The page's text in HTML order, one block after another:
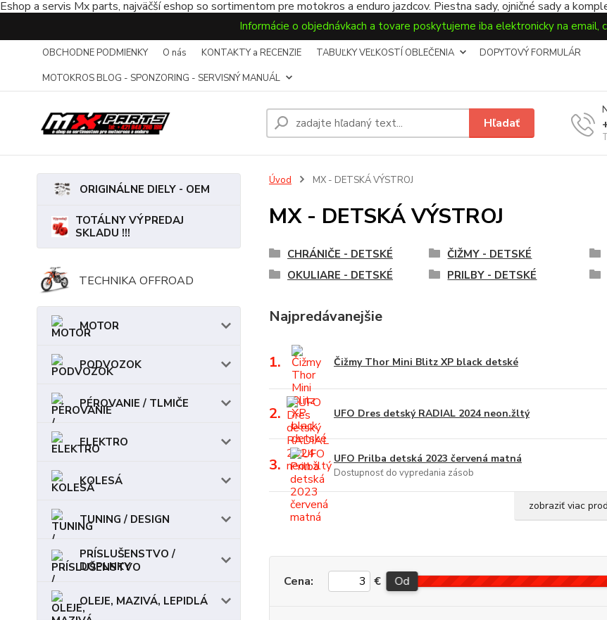
Eshop a servis Mx parts, najväčší eshop so sortimentom pre motokros a enduro jazdcov. Piestna sady, ojničné sady a
Informácie o objednávkach a tovare poskytujeme iba elektronicky na email,
OBCHODNE PODMIENKY O nás KONTAKTY a RECENZIE TABUĽKY VEĽKOSTÍ OBLEČENIA
DOPYTOVÝ FORMULÁR
MOTOKROS BLOG - SPONZORING - SERVISNÝ MANUÁL
Hľadať
ORIGINÁLNE DIELY - OEM
TOTÁLNY VÝPREDAJ
SKLADU !!!
TECHNIKA OFFROAD
MOTOR
PODVOZOK
PÉROVANIE / TLMIČE
ELEKTRO
KOLESÁ
TUNING / DESIGN
PRÍSLUŠENSTVO /
DOPLNKY
OLEJE, MAZIVÁ, LEPIDLÁ
Úvod MX - DETSKÁ VÝSTROJ
MX - DETSKÁ VÝSTROJ
CHRÁNIČE - DETSKÉ ČIŽMY - DETSKÉ
OKULIARE - DETSKÉ
PRILBY - DETSKÉ
Najpredávanejšie
1. Čižmy Thor Mini Blitz XP black detské
2. UFO Dres detský RADIAL 2024 neon.žltý
3. UFO Prilba detská 2023 červená matná
Dostupnosť do vypredania zásob
zobraziť viac
Cena: € Od